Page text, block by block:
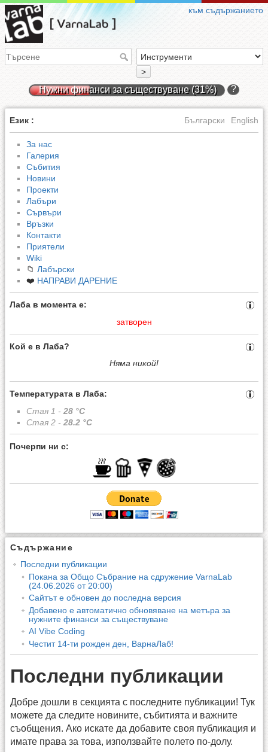
към съдържанието
>
Нужни финанси за съществуване (31%) ?
Език : Български English
За нас
Галерия
Събития
Новини
Проекти
Лабъри
Сървъри
Връзки
Контакти
Приятели
Wiki
📁 Лабърски
❤️ НАПРАВИ ДАРЕНИЕ
Лаба в момента е:
затворен
Кой е в Лаба?
Няма никой!
Температурата в Лаба:
Стая 1 - 28 °C
Стая 2 - 28.2 °C
Почерпи ни с:
Съдържание
Последни публикации
Покана за Общо Събрание на сдружение VarnaLab
(24.06.2026 от 20:00)
Сайтът е обновен до последна версия
Добавено е автоматично обновяване на метъра за
нужните финанси за съществуване
AI Vibe Coding
Честит 14-ти рожден ден, ВарнаЛаб!
Последни публикации
Добре дошли в секцията с последните публикации! Тук
можете да следите новините, събитията и важните
съобщения. Ако искате да добавите своя публикация и
имате права за това, използвайте полето по-долу.